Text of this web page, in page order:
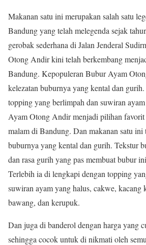
Makanan satu ini merupakan salah satu
Bandung yang telah melegenda sejak
gerobak sederhana di Jalan Jenderal
Otong Andir kini telah berkembang
Bandung. Kepopuleran Bubur Ayam
kelezatan buburnya yang kental dan
topping yang berlimpah dan suwiran
Ayam Otong Andir menjadi pilihan
malam di Bandung. Dan makanan satu ini
buburnya yang kental dan gurih. Tekstur
dan rasa gurih yang pas membuat bubur
Terlebih ia di lengkapi dengan topping
suwiran ayam yang halus, cakwe, kacang
bawang, dan kerupuk.
Dan juga di banderol dengan harga yang
sehingga cocok untuk di nikmati oleh